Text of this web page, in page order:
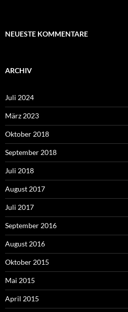
NEUESTE KOMMENTARE
ARCHIV
Juli 2024
März 2023
Oktober 2018
September 2018
Juli 2018
August 2017
Juli 2017
September 2016
August 2016
Oktober 2015
Mai 2015
April 2015